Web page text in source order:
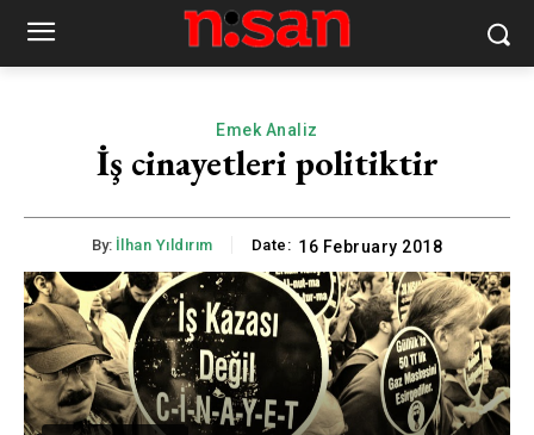
Emek Analiz
İş cinayetleri politiktir
By: İlhan Yıldırım Date: 16 February 2018